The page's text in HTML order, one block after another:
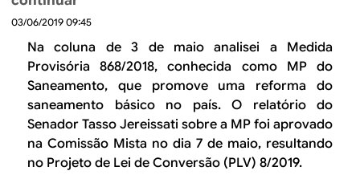
03/06/2019 09:45
Na coluna de 3 de maio analisei a Medida
Provisória 868/2018, conhecida como MP do
Saneamento, que promove uma reforma do
saneamento básico no país. O relatório do
Senador Tasso Jereissati sobre a MP foi aprovado
na Comissão Mista no dia 7 de maio, resultando
no Projeto de Lei de Conversão (PLV) 8/2019.